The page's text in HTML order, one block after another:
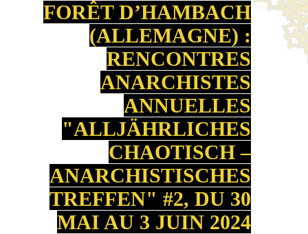
FORÊT D’HAMBACH
(ALLEMAGNE) :
RENCONTRES
ANARCHISTES
ANNUELLES
"ALLJÄHRLICHES
CHAOTISCH –
ANARCHISTISCHES
TREFFEN" #2, DU 30
MAI AU 3 JUIN 2024